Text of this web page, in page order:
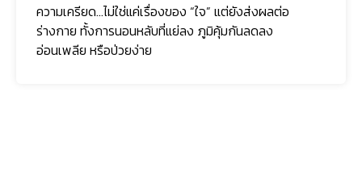
ความเครียด…ไม่ใช่แค่เรื่องของ “ใจ” แต่ยังส่งผลต่อ
ร่างกาย ทั้งการนอนหลับที่แย่ลง ภูมิคุ้มกันลดลง
อ่อนเพลีย หรือป่วยง่าย